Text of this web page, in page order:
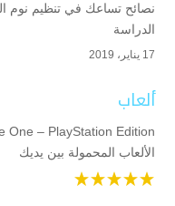
نصائح تساعك في تنظيم نوم
الدراسة
17 يناير، 2019
ألعاب
الألعاب المحمولة بين يديك